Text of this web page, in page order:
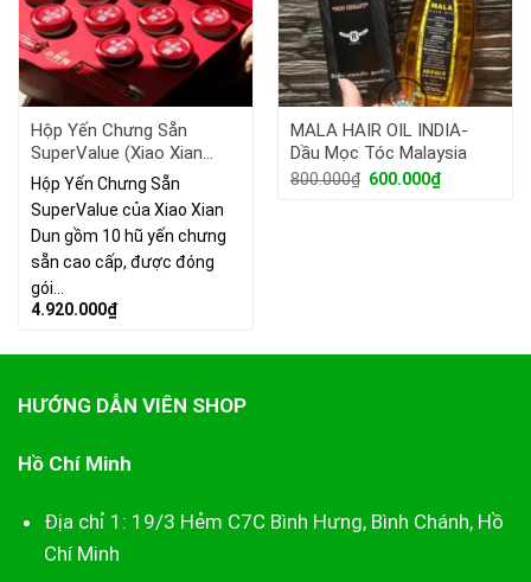
Hộp Yến Chưng Sẵn
SuperValue (Xiao Xian
Dun)- Quà Tặng Sang
Trọng, Dinh Dưỡng Tuyệt
Vời
Hộp Yến Chưng Sẵn
SuperValue của Xiao Xian
Dun gồm 10 hũ yến chưng
sẵn cao cấp, được đóng
gói…
4.920.000₫
MALA HAIR OIL INDIA-
Dầu Mọc Tóc Malaysia
800.000₫ Giá
600.000₫Giá
hiện
HƯỚNG DẪN VIÊN SHOP
Hồ Chí Minh
Địa chỉ 1: 19/3 Hẻm C7C Bình Hưng, Bình Chánh, Hồ
Chí Minh